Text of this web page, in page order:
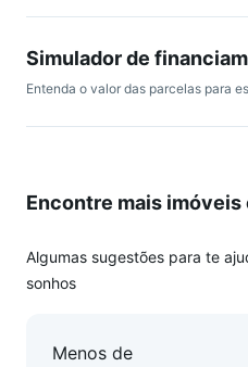
Simulador de
Entenda o valor das parcelas para
Encontre mais imóveis
Algumas sugestões para te
sonhos
Menos de